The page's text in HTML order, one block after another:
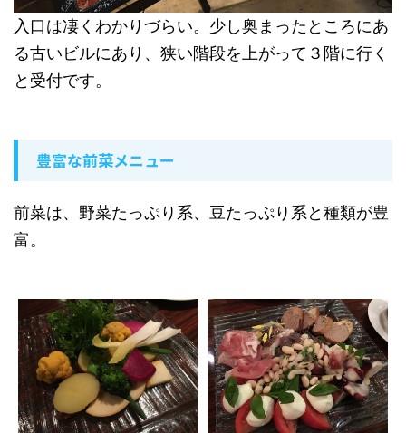
入口は凄くわかりづらい。少し奥まったところにあ
る古いビルにあり、狭い階段を上がって３階に行く
と受付です。
豊富な前菜メニュー
前菜は、野菜たっぷり系、豆たっぷり系と種類が豊
富。